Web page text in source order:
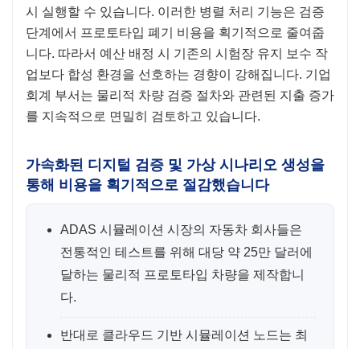
시 실행할 수 있습니다. 이러한 병렬 처리 기능은 검증
단계에서 프로토타입 폐기 비용을 획기적으로 줄여줍
니다. 따라서 예산 배정 시 기존의 시험장 유지 보수 작
업보다 합성 환경을 선호하는 경향이 강해집니다. 기업
회계 부서는 물리적 차량 검증 절차와 관련된 지출 증가
를 지속적으로 면밀히 검토하고 있습니다.
가속화된 디지털 검증 및 가상 시나리오 생성을
통해 비용을 획기적으로 절감했습니다
ADAS 시뮬레이션 시장의 자동차 회사들은
전통적인 테스트를 위해 대당 약 25만 달러에
달하는 물리적 프로토타입 차량을 제작합니
다.
반대로 클라우드 기반 시뮬레이션 노드는 최